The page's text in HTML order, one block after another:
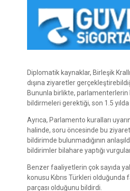
Diplomatik kaynaklar, Birleşik
dışına ziyaretler
Bununla birlikte,
bildirmeleri gerektiği, son 1.5
Ayrıca, Parlamento kuralları
halinde, soru öncesinde bu
bildirimde bulunmadığının
bildirimler bilahare yaptığı
Benzer faaliyetlerin çok sayıda
konusu Kıbrıs Türkleri olduğunda
parçası olduğunu bildirdi.